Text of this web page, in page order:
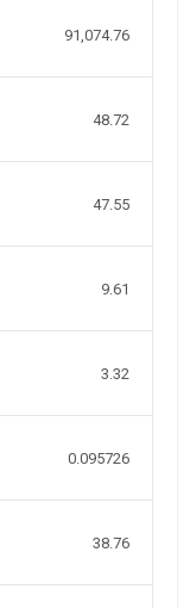
91,074.76
48.72
47.55
9.61
3.32
0.095726
38.76